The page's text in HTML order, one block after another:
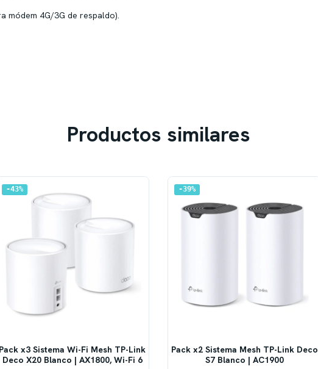
módem 4G/3G de respaldo).
Productos similares
43%
Pack x3 Sistema Wi-Fi Mesh TP-Link
Deco X20 Blanco | AX1800, Wi-Fi 6
39%
Pack x2 Sistema Mesh TP-Link Deco
S7 Blanco | AC1900